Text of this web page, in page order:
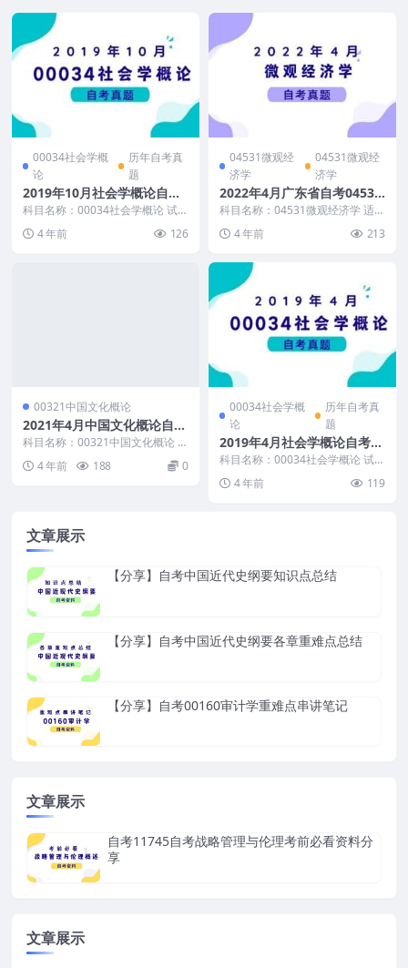
00034社会学概
论
历年自考真
题
2019年10月社会学概论自考
真题及答案
科目名称：00034社会学概论 试卷
考试社会学...
4 年前 126
04531微观经
济学
04531微观经
济学
2022年4月广东省自考04531
微观经济学历年真题及答案
科目名称：04531微观经济学 适用
参考） 真题示...
4 年前 213
00321中国文化概论
2021年4月中国文化概论自考
真题和答案
科目名称：00321中国文化概论 试
卷全称：2021年4月全国高等教育
自学考试中...
4 年前 188 0
00034社会学概
论
历年自考真
题
2019年4月社会学概论自考真
题及答案
科目名称：00034社会学概论 试卷
全称：2019年4月高等教育自学考
试社会学概...
4 年前 119
文章展示
【分享】自考中国近代史纲要知识点总结
【分享】自考中国近代史纲要各章重难点总结
【分享】自考00160审计学重难点串讲笔记
文章展示
自考11745自考战略管理与伦理考前必看资料分
享
文章展示